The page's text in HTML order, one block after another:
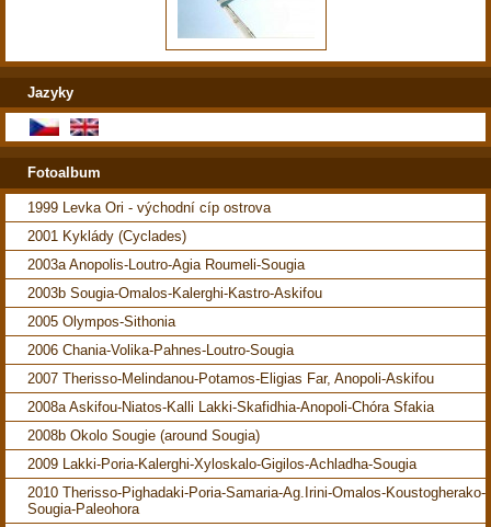
Jazyky
Fotoalbum
1999 Levka Ori - východní cíp ostrova
2001 Kyklády (Cyclades)
2003a Anopolis-Loutro-Agia Roumeli-Sougia
2003b Sougia-Omalos-Kalerghi-Kastro-Askifou
2005 Olympos-Sithonia
2006 Chania-Volika-Pahnes-Loutro-Sougia
2007 Therisso-Melindanou-Potamos-Eligias Far, Anopoli-Askifou
2008a Askifou-Niatos-Kalli Lakki-Skafidhia-Anopoli-Chóra Sfakia
2008b Okolo Sougie (around Sougia)
2009 Lakki-Poria-Kalerghi-Xyloskalo-Gigilos-Achladha-Sougia
2010 Therisso-Pighadaki-Poria-Samaria-Ag.Irini-Omalos-Koustogherako-
Sougia-Paleohora